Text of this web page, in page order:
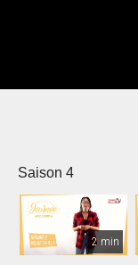
Saison 4
2 min